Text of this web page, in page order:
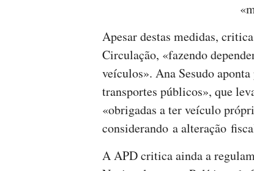
Apesar destas medidas,
Circulação, «fazendo
veículos». Ana Sesudo
transportes públicos», que
«obrigadas a ter veículo
considerando a alteração
A APD critica ainda a